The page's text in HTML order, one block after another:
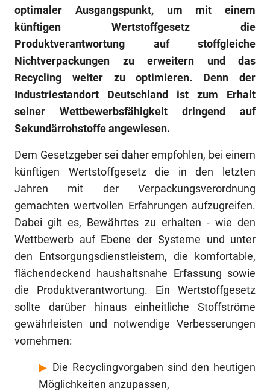
optimaler Ausgangspunkt, um mit einem
künftigen Wertstoffgesetz die
Produktverantwortung auf stoffgleiche
Nichtverpackungen zu erweitern und das
Recycling weiter zu optimieren. Denn der
Industriestandort Deutschland ist zum Erhalt
seiner Wettbewerbsfähigkeit dringend auf
Sekundärrohstoffe angewiesen.
Dem Gesetzgeber sei daher empfohlen, bei einem
künftigen Wertstoffgesetz die in den letzten
Jahren mit der Verpackungsverordnung
gemachten wertvollen Erfahrungen aufzugreifen.
Dabei gilt es, Bewährtes zu erhalten - wie den
Wettbewerb auf Ebene der Systeme und unter
den Entsorgungsdienstleistern, die komfortable,
flächendeckend haushaltsnahe Erfassung sowie
die Produktverantwortung. Ein Wertstoffgesetz
sollte darüber hinaus einheitliche Stoffströme
gewährleisten und notwendige Verbesserungen
vornehmen:
▶ Die Recyclingvorgaben sind den heutigen
Möglichkeiten anzupassen,